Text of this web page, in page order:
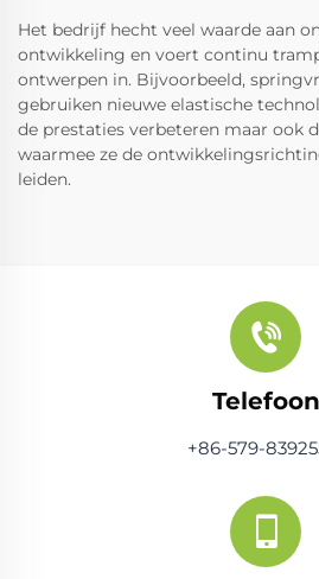
Het bedrijf hecht veel waarde aan
ontwikkeling en voert continu
ontwerpen in. Bijvoorbeeld,
gebruiken nieuwe elastische
de prestaties verbeteren maar ook
waarmee ze de
leiden.
Telefoon
+86-579-